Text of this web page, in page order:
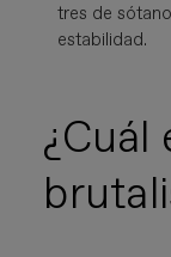
tres de
estabilidad.
¿Cuál